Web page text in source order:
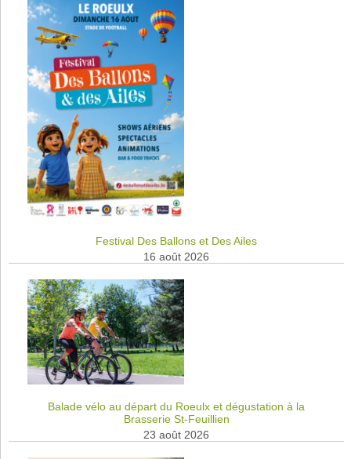
Festival Des Ballons et Des Ailes
16 août 2026
Balade vélo au départ du Roeulx et dégustation à la
Brasserie St-Feuillien
23 août 2026